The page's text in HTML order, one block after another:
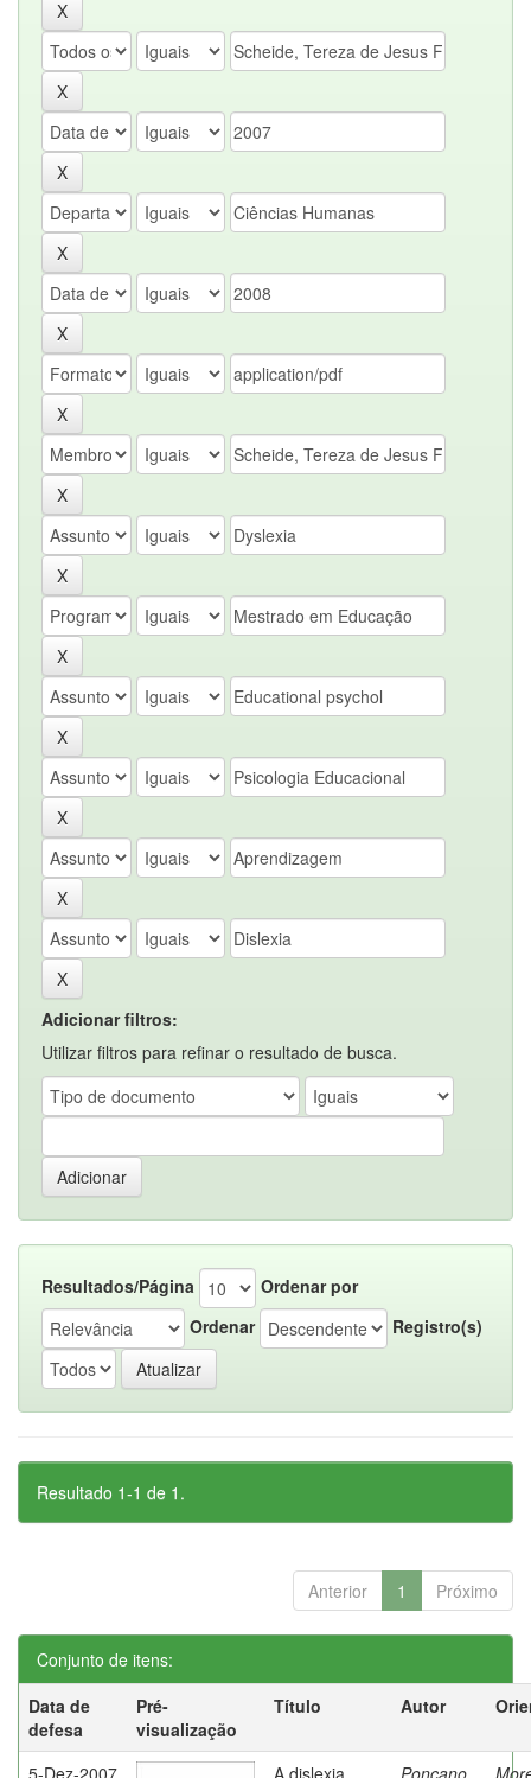
Adicionar filtros:
Utilizar filtros para refinar o resultado de busca.
Resultados/Página
Ordenar por
Ordenar
Registro(s)
Resultado 1-1 de 1.
Anterior 1 Próximo
Conjunto de itens:
Data de
defesa
Pré-
visualização
Título Autor
5-Dez-2007 A dislexia Ponçano,